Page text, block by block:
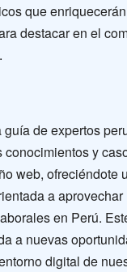
que
destacar en el
de expertos
conocimientos y
web, ofreciéndote
a
en Perú.
a nuevas
digital de